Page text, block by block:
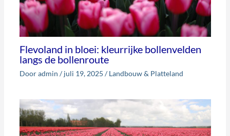
Flevoland in bloei: kleurrijke bollenvelden
langs de bollenroute
Door admin /juli 19, 2025 /Landbouw & Platteland